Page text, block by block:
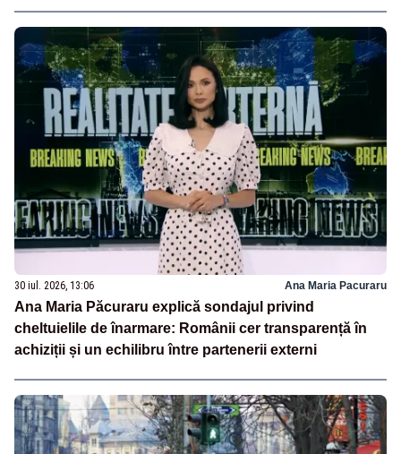
30 iul. 2026, 13:06 Ana Maria Pacuraru
Ana Maria Păcuraru explică sondajul privind
cheltuielile de înarmare: Românii cer transparență în
achiziții și un echilibru între partenerii externi